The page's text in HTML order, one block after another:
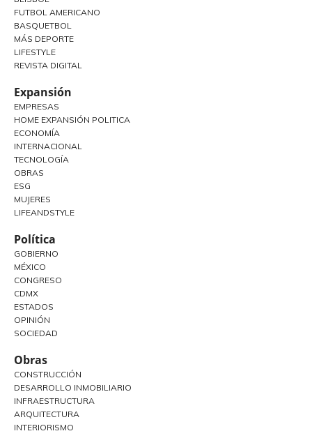
FUTBOL AMERICANO
BASQUETBOL
MÁS DEPORTE
LIFESTYLE
REVISTA DIGITAL
Expansión
EMPRESAS
HOME EXPANSIÓN POLITICA
ECONOMÍA
INTERNACIONAL
TECNOLOGÍA
OBRAS
ESG
MUJERES
LIFEANDSTYLE
Política
GOBIERNO
MÉXICO
CONGRESO
CDMX
ESTADOS
OPINIÓN
SOCIEDAD
Obras
CONSTRUCCIÓN
DESARROLLO INMOBILIARIO
INFRAESTRUCTURA
ARQUITECTURA
INTERIORISMO